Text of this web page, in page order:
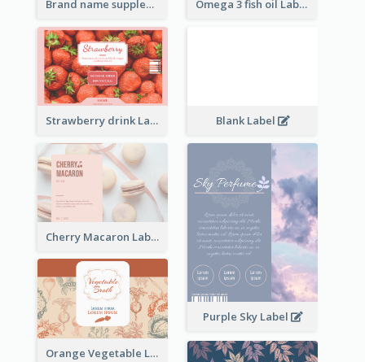
Brand name supplement Label Omega 3 fish oil Label
Strawberry drink Label Blank Label
Cherry Macaron Label
Purple Sky Label
Orange Vegetable Label